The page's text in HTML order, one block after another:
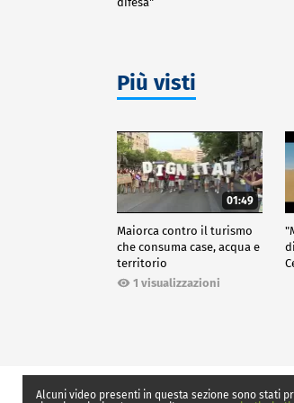
Più visti
01:49
Maiorca contro il turismo
che consuma case, acqua e
territorio
1 visualizzazioni
Alcuni video presenti in questa sezione sono stati